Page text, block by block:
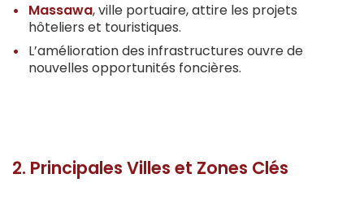
Massawa, ville portuaire, attire les projets
hôteliers et touristiques.
L’amélioration des infrastructures ouvre de
nouvelles opportunités foncières.
2. Principales Villes et Zones Clés